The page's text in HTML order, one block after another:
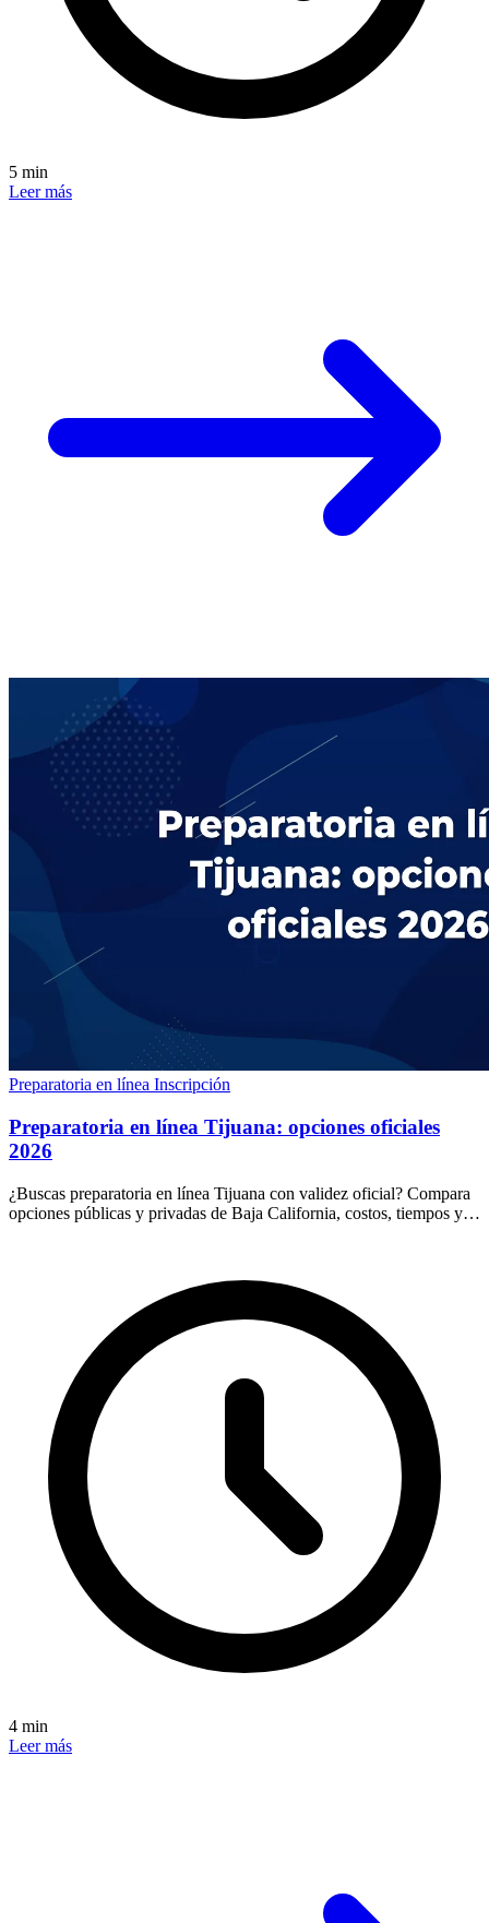
5 min
Leer más
Preparatoria en línea Inscripción
Preparatoria en línea Tijuana: opciones oficiales
2026
¿Buscas preparatoria en línea Tijuana con validez oficial? Compara
opciones públicas y privadas de Baja California, costos, tiempos y
4 min
Leer más